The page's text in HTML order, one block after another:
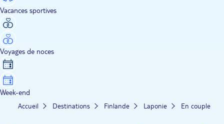
Vacances sportives
Voyages de noces
Week-end
Accueil Destinations Finlande Laponie En couple